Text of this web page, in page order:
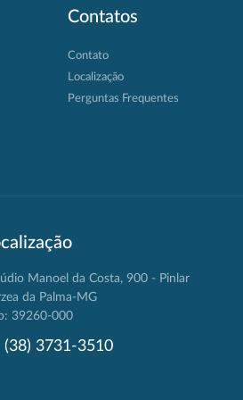
Contatos
Contato
Localização
Perguntas Frequentes
Manoel da Costa, 900 - Pinlar
da Palma-MG
39260-000
3731-3510